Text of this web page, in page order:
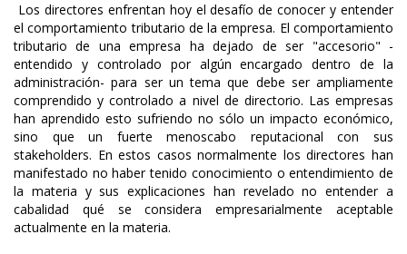
Los directores enfrentan hoy el desafío de conocer y entender
el comportamiento tributario de la empresa. El comportamiento
tributario de una empresa ha dejado de ser "accesorio" -
entendido y controlado por algún encargado dentro de la
administración- para ser un tema que debe ser ampliamente
comprendido y controlado a nivel de directorio. Las empresas
han aprendido esto sufriendo no sólo un impacto económico,
sino que un fuerte menoscabo reputacional con sus
stakeholders. En estos casos normalmente los directores han
manifestado no haber tenido conocimiento o entendimiento de
la materia y sus explicaciones han revelado no entender a
cabalidad qué se considera empresarialmente aceptable
actualmente en la materia.